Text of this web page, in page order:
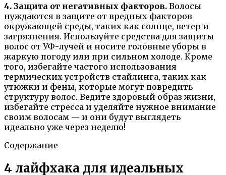
4. Защита от негативных факторов. Волосы
нуждаются в защите от вредных факторов
окружающей среды, таких как солнце, ветер и
загрязнения. Используйте средства для защиты
волос от УФ-лучей и носите головные уборы в
жаркую погоду или при сильном холоде. Кроме
того, избегайте частого использования
термических устройств стайлинга, таких как
утюжки и фены, которые могут повредить
структуру волос. Ведите здоровый образ жизни,
избегайте стресса и уделяйте нужное внимание
своим волосам — и они будут выглядеть
идеально уже через неделю!
Содержание
4 лайфхака для идеальных